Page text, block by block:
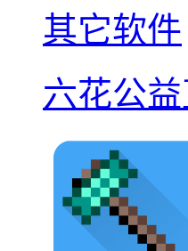
其它软件
六花公